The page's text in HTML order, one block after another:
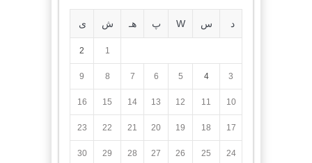
د س W پ هـ ش ی
1
2
3
4
5
6
7
8
9
10
11
12
13
14
15
16
17
18
19
20
21
22
23
24
25
26
27
28
29
30